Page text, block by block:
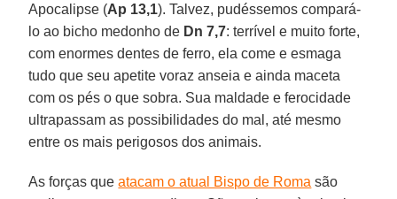
Apocalipse (Ap 13,1). Talvez, pudéssemos compará-
lo ao bicho medonho de Dn 7,7: terrível e muito forte,
com enormes dentes de ferro, ela come e esmaga
tudo que seu apetite voraz anseia e ainda maceta
com os pés o que sobra. Sua maldade e ferocidade
ultrapassam as possibilidades do mal, até mesmo
entre os mais perigosos dos animais.
As forças queatacam o atual Bispo de Roma são